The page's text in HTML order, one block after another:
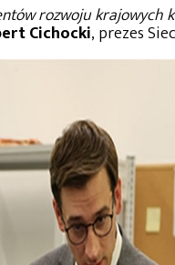
rozwoju krajowych
Cichocki, prezes